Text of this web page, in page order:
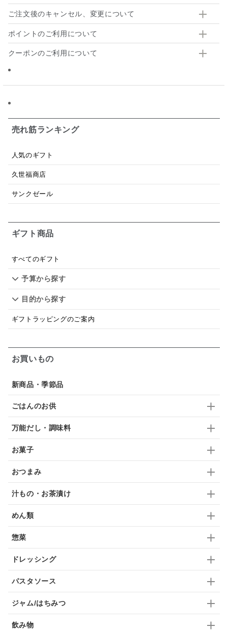
ご注文後のキャンセル、変更について
ポイントのご利用について
クーポンのご利用について
売れ筋ランキング
人気のギフト
久世福商店
サンクゼール
ギフト商品
すべてのギフト
予算から探す
目的から探す
ギフトラッピングのご案内
お買いもの
新商品・季節品
ごはんのお供
万能だし・調味料
お菓子
おつまみ
汁もの・お茶漬け
めん類
惣菜
ドレッシング
パスタソース
ジャム/はちみつ
飲み物